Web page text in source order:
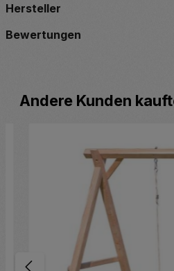
Hersteller
Bewertungen
Produktgalerie überspringen
Andere Kunden